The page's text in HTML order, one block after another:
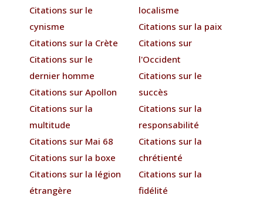
Citations sur le
cynisme
Citations sur la Crète
Citations sur le
dernier homme
Citations sur Apollon
Citations sur la
multitude
Citations sur Mai 68
Citations sur la boxe
Citations sur la légion
étrangère
localisme
Citations sur la paix
Citations sur
l'Occident
Citations sur le
succès
Citations sur la
responsabilité
Citations sur la
chrétienté
Citations sur la
fidélité